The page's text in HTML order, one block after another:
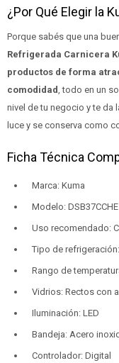
¿Por Qué Elegir la
Porque sabés que una
Refrigerada Carnicera
productos de forma
comodidad , todo en un
nivel de tu negocio y te da
luce y se conserva como
Ficha Técnica
Marca: Kuma
Modelo: DSB37CCHE
Uso recomendado:
Tipo de
Rango de
Vidrios: Rectos con
Iluminación: LED
Bandeja: Acero
Controlador: Digital